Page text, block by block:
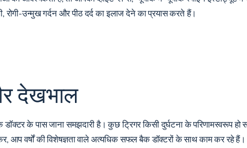
उन्मुख गर्दन और पीठ दर्द का इलाज देने का प्रयास करते हैं।
देखभाल
डॉक्टर के पास जाना समझदारी है। कुछ ट्रिगर किसी दुर्घटना के परिणामस्वरूप
वर्षों की विशेषज्ञता वाले अत्यधिक सफल बैक डॉक्टरों के साथ काम कर रहे हैं।